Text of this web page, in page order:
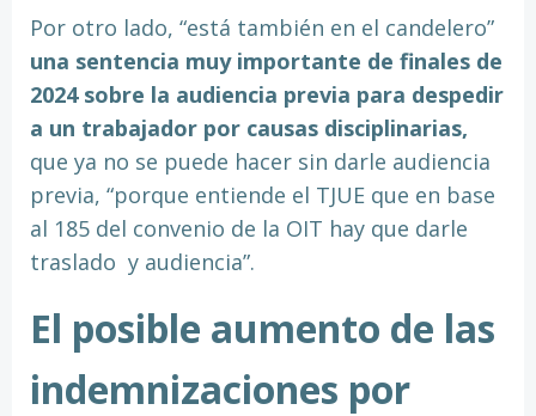
Por otro lado, “está también en el candelero”
una sentencia muy importante de finales de
2024 sobre la audiencia previa para despedir
a un trabajador por causas disciplinarias,
que ya no se puede hacer sin darle audiencia
previa, “porque entiende el TJUE que en base
al 185 del convenio de la OIT hay que darle
traslado y audiencia”.
El posible aumento de las
indemnizaciones por